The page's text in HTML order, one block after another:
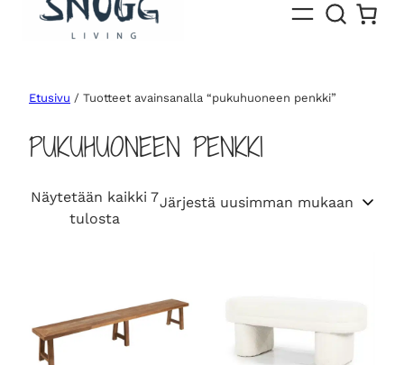
Etusivu / Tuotteet avainsanalla “pukuhuoneen penkki”
PUKUHUONEEN PENKKI
Näytetään kaikki 7
tulostaS
e
d
b